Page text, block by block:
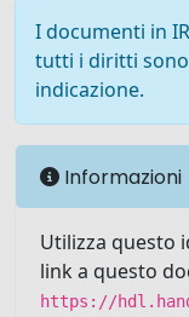
I documenti in
tutti i diritti
indicazione.
Informazioni
Utilizza questo
link a questo
https://